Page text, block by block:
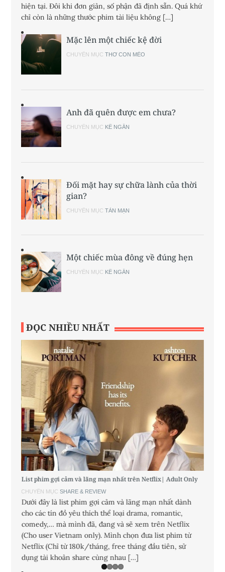
hiện tại. Đôi khi đơn giản, số phận đã định sẵn. Quá khứ
chỉ còn là những thước phim tài liệu không […]
Mặc lên một chiếc kệ đời
CHUYÊN MỤCTHƠ CON MÈO
Anh đã quên được em chưa?
CHUYÊN MỤC KỂ NGẮN
Đối mặt hay sự chữa lành của thời
gian?
CHUYÊN MỤCTẢN MẠN
Một chiếc mùa đông về đúng hẹn
CHUYÊN MỤC KỂ NGẮN
ĐỌC NHIỀU NHẤT
List phim gợi cảm và lãng mạn nhất trên Netflix| Adult Only
CHUYÊN MỤCSHARE & REVIEW
Dưới đây là list phim gợi cảm và lãng mạn nhất dành
cho các tín đồ yêu thích thể loại drama, romantic,
comedy,… mà mình đã, đang và sẽ xem trên Netflix
(Cho user Vietnam only). Mình chọn đưa list phim từ
Netflix (Chỉ từ 180k/tháng, free tháng đầu tiên, sử
dụng tài khoản share cùng nhau […]